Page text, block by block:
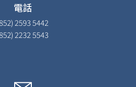
電話
2593 5442
2232 5543